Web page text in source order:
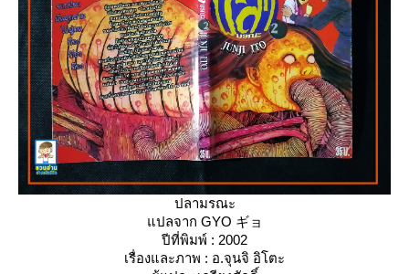
ปลามรณะ
ปลจาก GYO ギョ
ปีที่พิมพ์ : 2002
เรื่องและภาพ : อ.จุนจิ อิโตะ